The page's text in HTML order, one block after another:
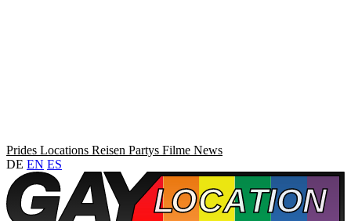
Prides Locations Reisen Partys Filme News
DE EN ES